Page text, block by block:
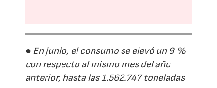
● En junio, el consumo se elevó un 9 %
con respecto al mismo mes del año
anterior, hasta las 1.562.747 toneladas